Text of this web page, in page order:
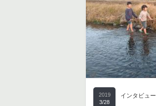
2019
3/28
インタビュー